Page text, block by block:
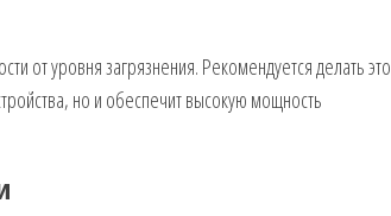
от уровня загрязнения. Рекомендуется делать это
но и обеспечит высокую мощность